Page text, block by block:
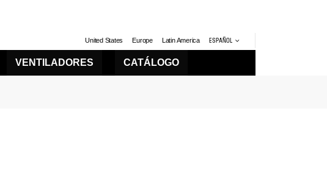
United States Europe Latin America ESPAÑOL
VENTILADORES CATÁLOGO